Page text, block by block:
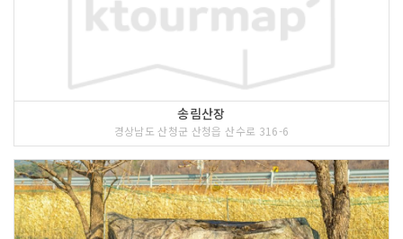
송림산장
경상남도 산청군 산청읍 산수로 316-6